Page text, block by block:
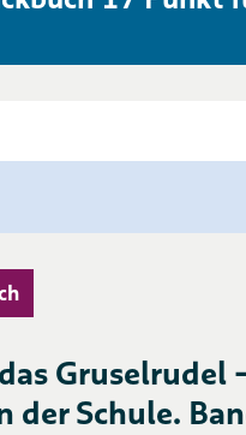
Gruselrudel
der Schule.